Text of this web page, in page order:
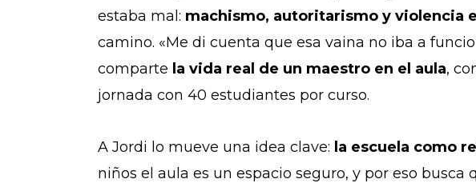
estaba mal: machismo, autoritarismo y violencia
camino. «Me di cuenta que esa vaina no iba a
comparte la vida real de un maestro en el aula,
jornada con 40 estudiantes por curso.
A Jordi lo mueve una idea clave: la escuela como
niños el aula es un espacio seguro, y por eso busca